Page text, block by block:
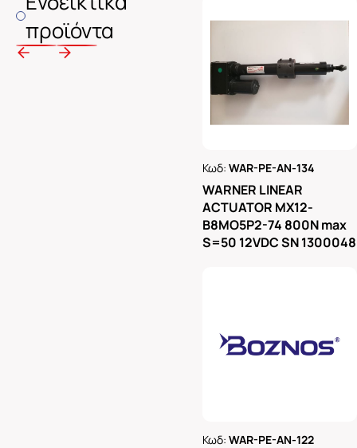
προϊόντα
Κωδ:WAR-PE-AN-134
WARNER LINEAR
ACTUATOR MX12-
B8MO5P2-74 800N max
S=50 12VDC SN 1300048
Κωδ:WAR-PE-AN-122